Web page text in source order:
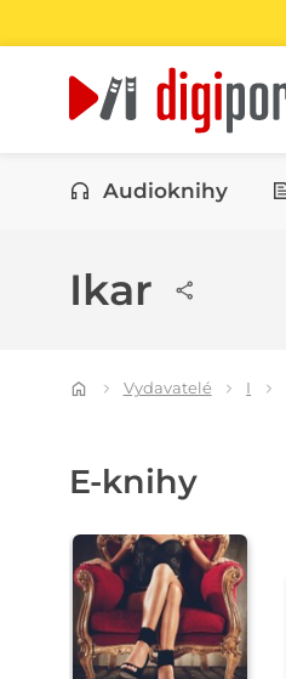
Kategorie
Audioknihy
Ikar
Vydavatelé I
E-knihy